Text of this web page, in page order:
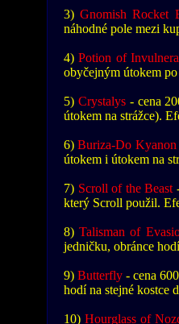
3)Gnomish Rocket
náhodné pole mezi
4)Potion of
obyčejným útokem
5) Crystalys- cena
útokem na strážce).
6)Buriza-Do Kyanon
útokem i útokem na
7) Scroll of the Beast
který Scroll použil.
8)Talisman of
jedničku, obránce
9)Butterfly - cena
hodí na stejné kostce
10)Hourglass of